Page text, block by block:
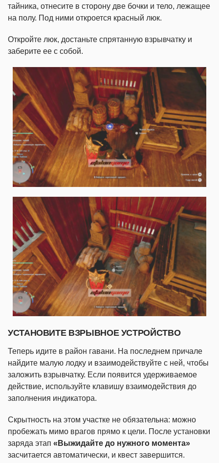
тайника, отнесите в сторону две бочки и тело, лежащее
на полу. Под ними откроется красный люк.
Откройте люк, достаньте спрятанную взрывчатку и
заберите ее с собой.
УСТАНОВИТЕ ВЗРЫВНОЕ УСТРОЙСТВО
Теперь идите в район гавани. На последнем причале
найдите малую лодку и взаимодействуйте с ней, чтобы
заложить взрывчатку. Если появится удерживаемое
действие, используйте клавишу взаимодействия до
заполнения индикатора.
Скрытность на этом участке не обязательна: можно
пробежать мимо врагов прямо к цели. После установки
заряда этап «Выжидайте до нужного момента»
засчитается автоматически, и квест завершится.